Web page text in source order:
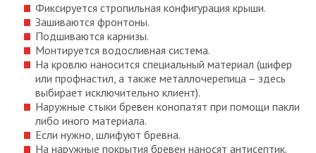
Фиксируется стропильная конфигурация крыши.
Зашиваются фронтоны.
Подшиваются карнизы.
Монтируется водосливная система.
На кровлю наносится специальный материал (шифер
или профнастил, а также металлочерепица – здесь
выбирает исключительно клиент).
Наружные стыки бревен конопатят при помощи пакли
либо иного материала.
Если нужно, шлифуют бревна.
На наружные покрытия бревен наносят антисептик.